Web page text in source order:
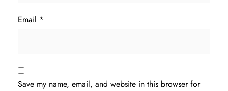
Email *
Save my name, email, and website in this browser for